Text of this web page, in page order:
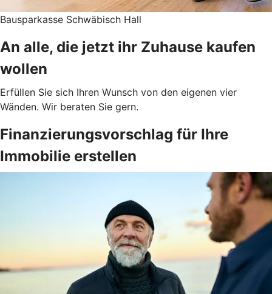
Bausparkasse Schwäbisch Hall
An alle, die jetzt ihr Zuhause kaufen
wollen
Erfüllen Sie sich Ihren Wunsch von den eigenen vier
Wänden. Wir beraten Sie gern.
Finanzierungsvorschlag für Ihre
Immobilie erstellen